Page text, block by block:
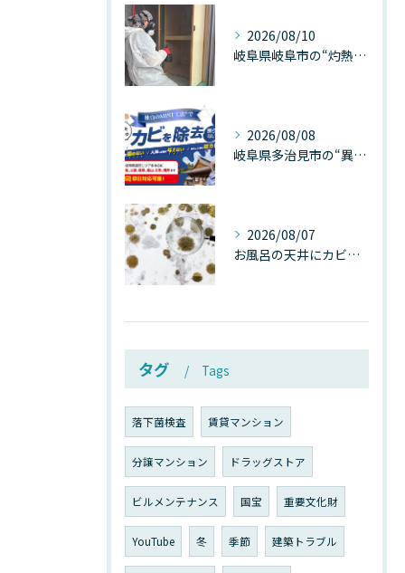
2026/08/10
岐阜県岐阜市の“灼熱気温”が建物内部を崩壊させる──深層カビが静かに家を蝕む温度差ショックの真実
2026/08/08
岐阜県多治見市の“異常な高温”が建物内部を破壊する──深層カビが急増する危険な温度差の正体
2026/08/07
お風呂の天井にカビが生えたら要注意！2026年8月の猛暑・高湿度で急増する浴室カビの原因と正しい対策
タグ Tags
落下菌検査 賃貸マンション
分譲マンション ドラッグストア
ビルメンテナンス 国宝 重要文化財
YouTube 冬 季節 建築トラブル